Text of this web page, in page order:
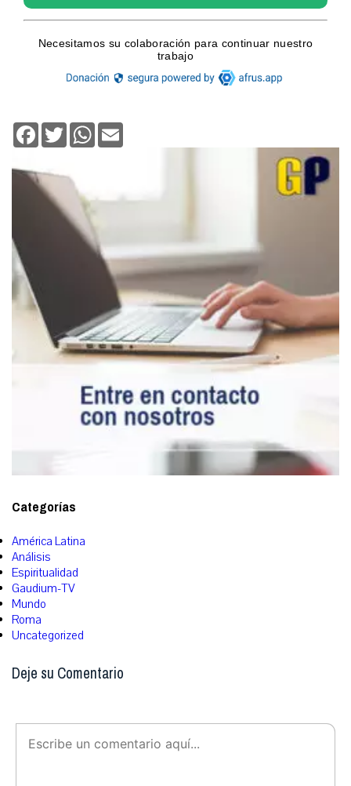
Facebook
TwitterWhatsApp
Categorías
América Latina
Análisis
Espiritualidad
Gaudium-TV
Mundo
Roma
Uncategorized
Deje su Comentario